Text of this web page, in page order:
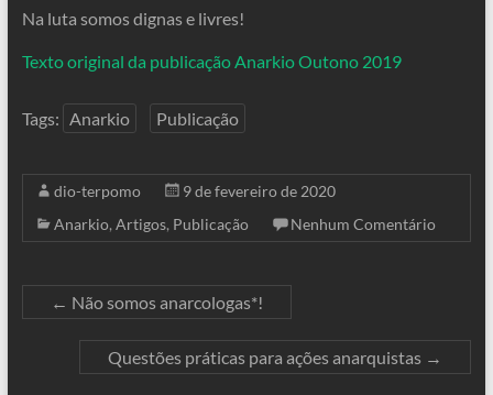
Na luta somos dignas e livres!
Texto original da publicação Anarkio Outono 2019
Tags: Anarkio Publicação
dio-terpomo
9 de fevereiro de 2020
Anarkio, Artigos, Publicação Nenhum Comentário
← Não somos anarcologas*!
Questões práticas para ações anarquistas →